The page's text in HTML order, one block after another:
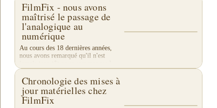
FilmFix - nous avons
maîtrisé le passage de
l'analogique au
numérique
Au cours des 18 dernières années,
nous avons remarqué qu'il n'est
préparer les cadeaux de fin d'année.
Nos clients se sont habitués à notre
traditionnelle...
Chronologie des mises à
jour matérielles chez
FilmFix